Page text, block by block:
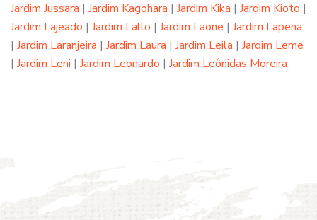
Jardim Jussara | Jardim Kagohara | Jardim Kika | Jardim Kioto |
Jardim Lajeado | Jardim Lallo | Jardim Laone | Jardim Lapena
| Jardim Laranjeira | Jardim Laura | Jardim Leila | Jardim Leme
| Jardim Leni | Jardim Leonardo | Jardim Leônidas Moreira